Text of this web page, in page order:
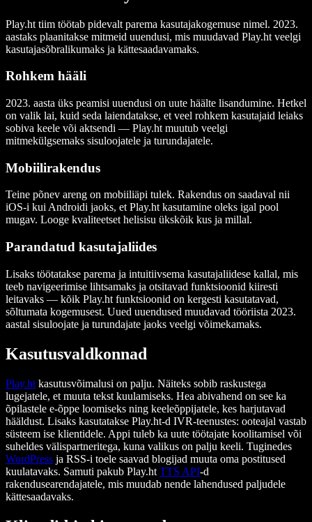
Play.ht tiim töötab pidevalt parema kasutajakogemuse nimel. 2023.
aastaks plaanitakse mitmeid uuendusi, mis muudavad Play.ht veelgi
kasutajasõbralikumaks ja kättesaadavamaks.
Rohkem hääli
2023. aasta üks peamisi uuendusi on uute häälte lisandumine. Hetkel
on valik lai, kuid seda laiendatakse, et veel rohkem kasutajaid leiaks
sobiva keele või aktsendi — Play.ht muutub veelgi
mitmekülgsemaks sisuloojatele ja turundajatele.
Mobiilirakendus
Teine põnev areng on mobiiliäpi tulek. Rakendus on saadaval nii
iOS-i kui Androidi jaoks, et Play.ht kasutamine oleks igal pool
mugav. Looge kvaliteetset helisisu ükskõik kus ja millal.
Parandatud kasutajaliides
Lisaks töötatakse parema ja intuitiivsema kasutajaliidese kallal, mis
teeb navigeerimise lihtsamaks ja otsitavad funktsioonid kiiresti
leitavaks — kõik Play.ht funktsioonid on kergesti kasutatavad,
sõltumata kogemusest. Uued uuendused muudavad tööriista 2023.
aastal sisuloojate ja turundajate jaoks veelgi võimekamaks.
Kasutusvaldkonnad
Play.ht kasutusvõimalusi on palju. Näiteks sobib raskustega
lugejatele, et muuta tekst kuulamiseks. Hea abivahend on see ka
õpilastele e-õppe loomiseks ning keeleõppijatele, kes harjutavad
hääldust. Lisaks kasutatakse Play.ht-d IVR-teenustes: ooteajal vastab
süsteem ise klientidele. Appi tuleb ka uute töötajate koolitamisel või
suheldes välispartneritega, kuna valikus on palju keeli. Tuginedes
WordPress ja RSS-i toele saavad blogijad muuta oma postitused
kuulatavaks. Samuti pakub Play.ht TTS API-d
rakendusearendajatele, mis muudab nende lahendused paljudele
kättesaadavaks.